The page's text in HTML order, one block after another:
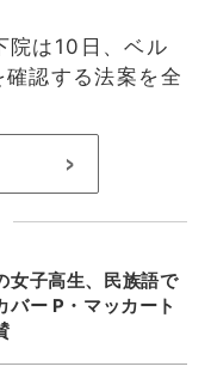
院は10日、ベル
認する法案を全
>
女子高生、民族語で
バー P・マッカート